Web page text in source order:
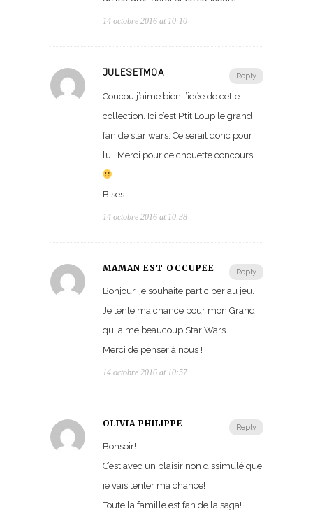
14 octobre 2016 at 10:10
Reply
JULESETMOA
Coucou j’aime bien l’idée de cette
collection. Ici c’est P’tit Loup le grand
fan de star wars. Ce serait donc pour
lui. Merci pour ce chouette concours
Bises
14 octobre 2016 at 10:38
Reply
MAMAN EST OCCUPÉE
Bonjour, je souhaite participer au jeu.
Je tente ma chance pour mon Grand,
qui aime beaucoup Star Wars.
Merci de penser à nous !
14 octobre 2016 at 10:57
Reply
OLIVIA PHILIPPE
Bonsoir!
C’est avec un plaisir non dissimulé que
je vais tenter ma chance!
Toute la famille est fan de la saga!